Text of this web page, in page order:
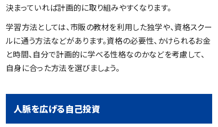
決まっていれば計画的に取り組みやすくなります。
学習方法としては、市販の教材を利用した独学や、資格スクー
ルに通う方法などがあります。資格の必要性、かけられるお金
と時間、自分で計画的に学べる性格なのかなどを考慮して、
自身に合った方法を選びましょう。
人脈を広げる自己投資